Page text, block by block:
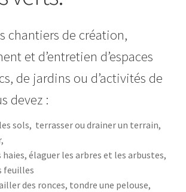
chantiers de création,
et d’entretien d’espaces
de jardins ou d’activités de
devez :
sols, terrasser ou drainer un terrain,
élaguer les arbres et les arbustes,
feuilles
des ronces, tondre une pelouse,